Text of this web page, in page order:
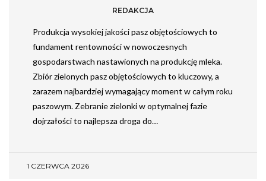
REDAKCJA
Produkcja wysokiej jakości pasz objętościowych to
fundament rentowności w nowoczesnych
gospodarstwach nastawionych na produkcję mleka.
Zbiór zielonych pasz objętościowych to kluczowy, a
zarazem najbardziej wymagający moment w całym roku
paszowym. Zebranie zielonki w optymalnej fazie
dojrzałości to najlepsza droga do…
1 CZERWCA 2026